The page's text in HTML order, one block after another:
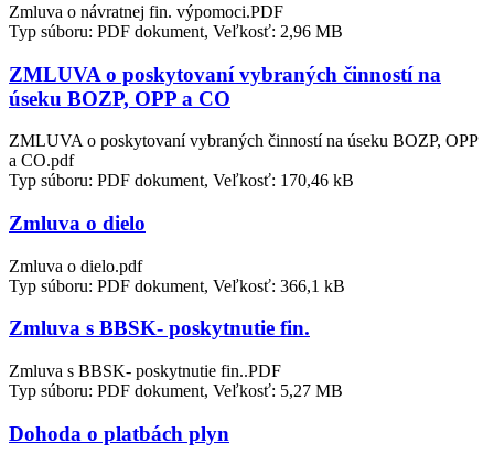
Zmluva o návratnej fin. výpomoci.PDF
Typ súboru: PDF dokument, Veľkosť: 2,96 MB
ZMLUVA o poskytovaní vybraných činností na
úseku BOZP, OPP a CO
ZMLUVA o poskytovaní vybraných činností na úseku BOZP, OPP
a CO.pdf
Typ súboru: PDF dokument, Veľkosť: 170,46 kB
Zmluva o dielo
Zmluva o dielo.pdf
Typ súboru: PDF dokument, Veľkosť: 366,1 kB
Zmluva s BBSK- poskytnutie fin.
Zmluva s BBSK- poskytnutie fin..PDF
Typ súboru: PDF dokument, Veľkosť: 5,27 MB
Dohoda o platbách plyn